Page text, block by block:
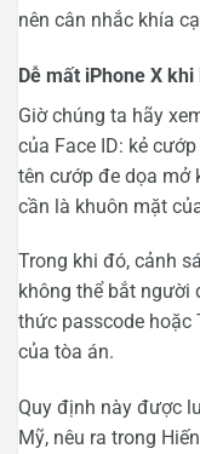
nên cân nhắc khía
Dễ mất iPhone X
Giờ chúng ta hãy
của Face ID: kẻ
tên cướp đe dọa mở
cần là khuôn mặt
Trong khi đó, cảnh
không thể bắt người
thức passcode hoặc
của tòa án.
Quy định này được
Mỹ, nêu ra trong